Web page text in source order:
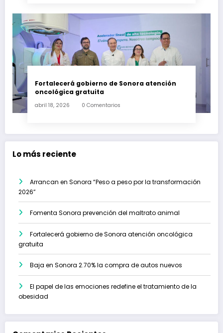
Fortalecerá gobierno de Sonora atención
oncológica gratuita
abril 18, 2026 0 Comentarios
Lo más reciente
Arrancan en Sonora “Peso a peso por la transformación
2026”
Fomenta Sonora prevención del maltrato animal
Fortalecerá gobierno de Sonora atención oncológica
gratuita
Baja en Sonora 2.70% la compra de autos nuevos
El papel de las emociones redefine el tratamiento de la
obesidad